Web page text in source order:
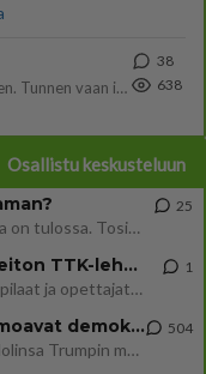
Olen säälittävä, mitä tulee sinun kohtaamiseen. Tunnen vaan itseni todella epävarmaksi sun kanssa. Jos minun olisi pitän
38
638
Osallistu keskusteluun
Uusi draamasarja järkyttävästä tapauksesta on tulossa. Tositapahtumiin perustuva sarja ammentaa vuoden 1986 Mikkelin pan
25
Ernest Lawson täräytti erikoisen heiton TTK-lehdistötilaisuudessa: " Onko tässä tarkoituksena...?"
Ernest Lawson esitteli uudet TTK-tähtioppilaat ja opettajat torstaina 6.8. lehdistölle. Tulevalla kaudella on yksi hausk
1
Jos SDP ei voita reilusti, persut kumoavat demokratian Suomesta
Näin tekisi ainakin Rydman seuratessaan idolinsa Trumpin mallia https://www.is.fi/politiikka/art-2000012187244.html
504